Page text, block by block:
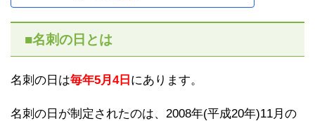
■名刺の日とは
名刺の日は毎年5月4日 にあります。
名刺の日が制定されたのは、2008年(平成20年)11月の